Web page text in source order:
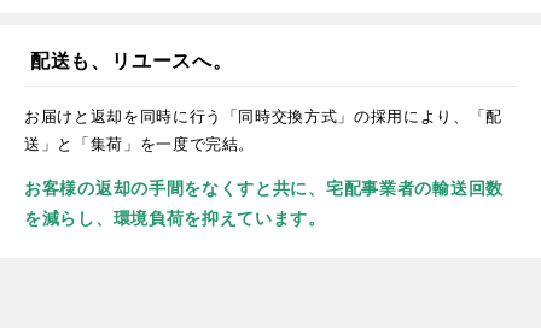
配送も、リユースへ。
お届けと返却を同時に行う「同時交換方式」の採用により、「配
送」と「集荷」を一度で完結。
お客様の返却の手間をなくすと共に、宅配事業者の輸送回数
を減らし、環境負荷を抑えています。